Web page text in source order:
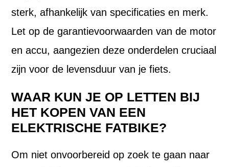
sterk, afhankelijk van specificaties en merk.
Let op de garantievoorwaarden van de motor
en accu, aangezien deze onderdelen cruciaal
zijn voor de levensduur van je fiets.
WAAR KUN JE OP LETTEN BIJ
HET KOPEN VAN EEN
ELEKTRISCHE FATBIKE?
Om niet onvoorbereid op zoek te gaan naar